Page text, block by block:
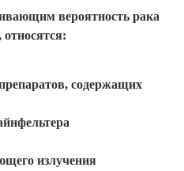
вероятность рака
содержащих
излучения